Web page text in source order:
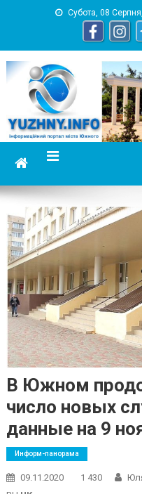
Субота, 08
информационный
В Южном
число новых
данные на 9
Информ-панорама
09.11.2020 1 430